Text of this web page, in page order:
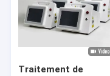
Traitement de